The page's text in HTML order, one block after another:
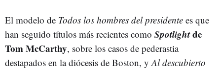
El modelo de Todos los hombres del presidente es que
han seguido títulos más recientes como Spotlightde
Tom McCarthy, sobre los casos de pederastia
destapados en la diócesis de Boston, y Al descubierto